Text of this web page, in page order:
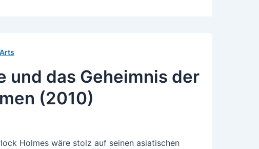
und das Geheimnis der
(2010)
Holmes wäre stolz auf seinen asiatischen